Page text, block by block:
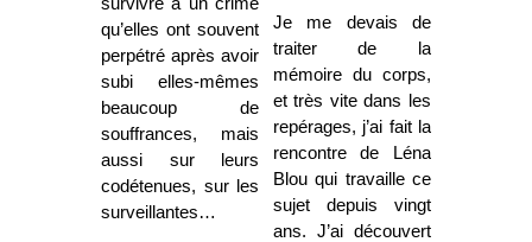
qu’elles ont souvent
perpétré après avoir
subi elles-mêmes
beaucoup de
souffrances, mais
aussi sur leurs
codétenues, sur les
surveillantes…
Je me devais de
traiter de la
mémoire du corps,
et très vite dans les
repérages, j’ai fait la
rencontre de Léna
Blou qui travaille ce
sujet depuis vingt
ans. J’ai découvert